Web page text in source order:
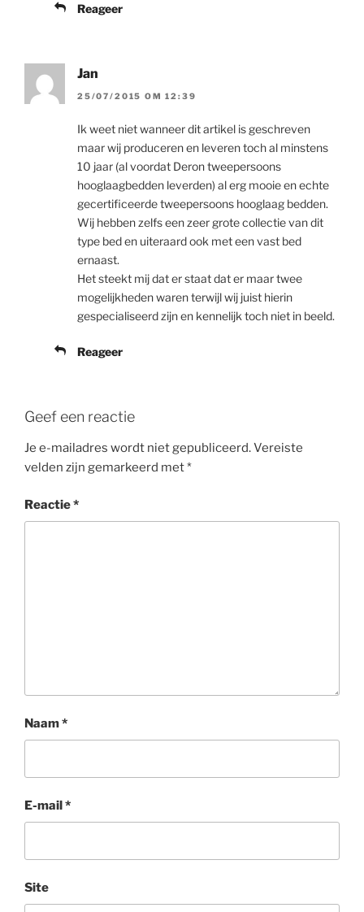
Reageer
Jan
25/07/2015 OM 12:39
Ik weet niet wanneer dit artikel is geschreven
maar wij produceren en leveren toch al minstens
10 jaar (al voordat Deron tweepersoons
hooglaagbedden leverden) al erg mooie en echte
gecertificeerde tweepersoons hooglaag bedden.
Wij hebben zelfs een zeer grote collectie van dit
type bed en uiteraard ook met een vast bed
ernaast.
Het steekt mij dat er staat dat er maar twee
mogelijkheden waren terwijl wij juist hierin
gespecialiseerd zijn en kennelijk toch niet in beeld.
Reageer
Geef een reactie
Je e-mailadres wordt niet gepubliceerd.Vereiste
velden zijn gemarkeerd met*
Reactie*
Naam*
E-mail *
Site